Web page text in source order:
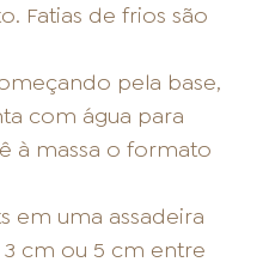
Fatias de frios são
pela base,
com água para
à massa o formato
em uma assadeira
cm ou 5 cm entre